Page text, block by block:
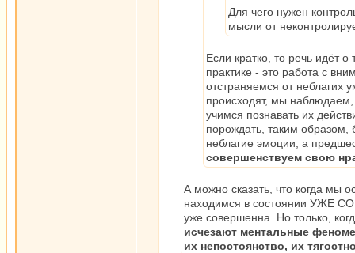
Для чего нужен
мысли от
Если кратко, то речь идёт
практике - это работа с
отстраняемся от неблагих
происходят, мы
учимся познавать их
порождать, таким образом,
неблагие эмоции, а
совершенствуем свою
А можно сказать, что когда
находимся в состоянии УЖЕ
уже совершенна. Но только,
исчезают ментальные
их непостоянство, их